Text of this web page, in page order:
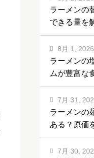
ラーメンの
できる量を
ラーメンの
ムが豊富な
8月 1, 2026
ラーメンの
ある？原価
7月 31,
7月 30,